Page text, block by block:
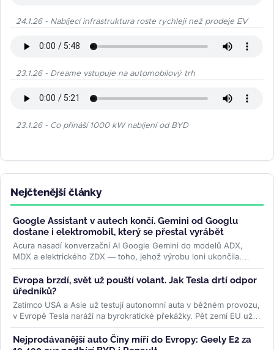
24.1.26 - Nabíjecí infrastruktura roste rychleji než prodeje EV
23.1.26 - Dreame vstupuje na automobilový trh
23.1.26 - Co přináší 1000 kW nabíjení od BYD
Nejčtenější články
Google Assistant v autech končí. Gemini od Googlu
dostane i elektromobil, který se přestal vyrábět
Acura nasadí konverzační AI Google Gemini do modelů ADX,
MDX a elektrického ZDX — toho, jehož výrobu loni ukončila.
Přidává se k vlně,...>>
Evropa brzdí, svět už pouští volant. Jak Tesla drtí odpor
úředníků?
Zatímco USA a Asie už testují autonomní auta v běžném provozu,
v Evropě Tesla naráží na byrokratické překážky. Pět zemí EU už
ale...>>
Nejprodávanější auto Číny míří do Evropy: Geely E2 za